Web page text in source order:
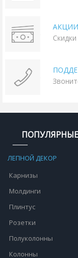
ЛЕПНОЙ ДЕКОР
Карнизы
Молдинги
Плинтус
Розетки
Полуколонны
Колонны